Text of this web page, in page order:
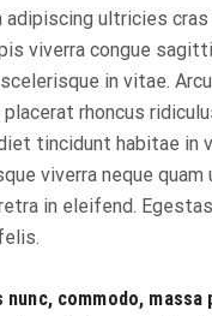
adipiscing ultricies
viverra congue
in vitae.
rhoncus
tincidunt habitae in
viverra neque quam
in eleifend.
nunc, commodo,